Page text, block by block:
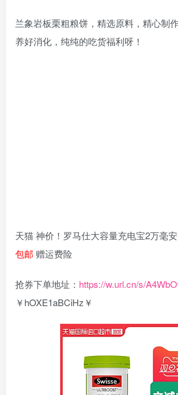
兰象岩板栗粗粮饼，精选原料，精心制
养好消化，纯纯的吃货福利呀！
天猫 神价！罗马仕大容量充电宝2万毫
包邮 赠运费险
抢券下单地址： https://w.url.cn/s/
￥hOXE1aBCiHz￥